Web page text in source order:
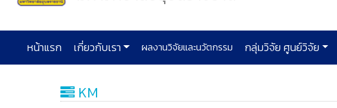
หน้าแรก เกี่ยวกับเรา ผลงานวิจัยและนวัตกรรม กลุ่มวิจัย ศูนย์วิจัย
KM